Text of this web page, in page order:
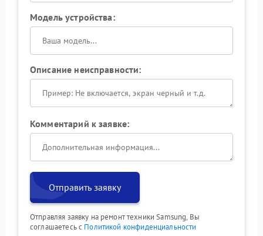
Модель устройства:
Описание неисправности:
Комментарий к заявке:
Отправить заявку
Отправляя заявку на ремонт техники Samsung, Вы
соглашаетесь с Политикой конфиденциальности